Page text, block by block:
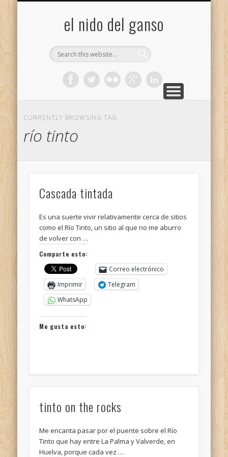
el nido del ganso
CURRENTLY BROWSING TAG
río tinto
Cascada tintada
Es una suerte vivir relativamente cerca de sitios
como el Río Tinto, un sitio al que no me aburro
de volver con …
Comparte esto:
Correo electrónico
Imprimir
Telegram
WhatsApp
Me gusta esto:
tinto on the rocks
Me encanta pasar por el puente sobre el Río
Tinto que hay entre La Palma y Valverde, en
Huelva, porque cada vez …